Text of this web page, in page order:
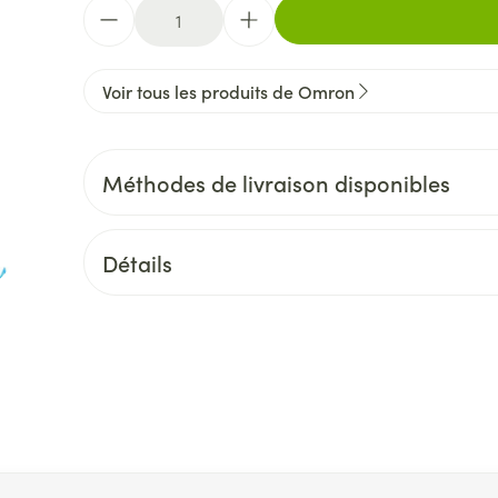
Voir tous les produits de Omron
Méthodes de livraison disponibles
Détails